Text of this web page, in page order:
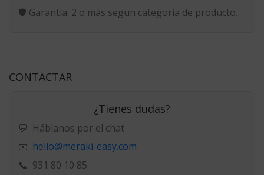
🛡️ Garantía: 2 o más segun categoría de producto.
CONTACTAR
¿Tienes dudas?
💬 Háblanos por el chat
📧 hello@meraki-easy.com
📞 931 80 10 85